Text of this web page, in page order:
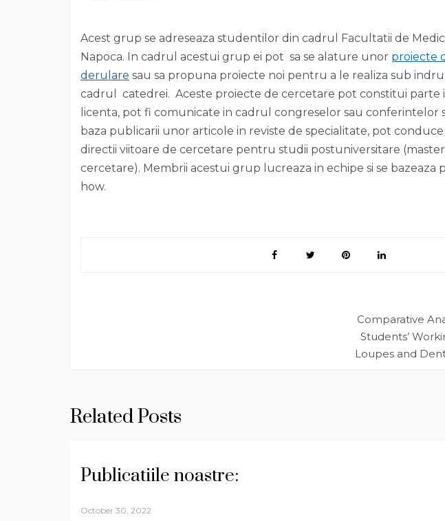
Acest grup se adreseaza studentilor din cadrul Facultatii de
Napoca. In cadrul acestui grup ei pot sa se alature unor proiecte
derulare sau sa propuna proiecte noi pentru a le realiza sub
cadrul catedrei. Aceste proiecte de cercetare pot constitui parte
licenta, pot fi comunicate in cadrul congreselor sau conferintelor
baza publicarii unor articole in reviste de specialitate, pot
directii viitoare de cercetare pentru studii postuniversitare
cercetare). Membrii acestui grup lucreaza in echipe si se bazeaza
how.
Comparative
Students’
Loupes and
Related Posts
Publicatiile noastre:
October 30, 2022